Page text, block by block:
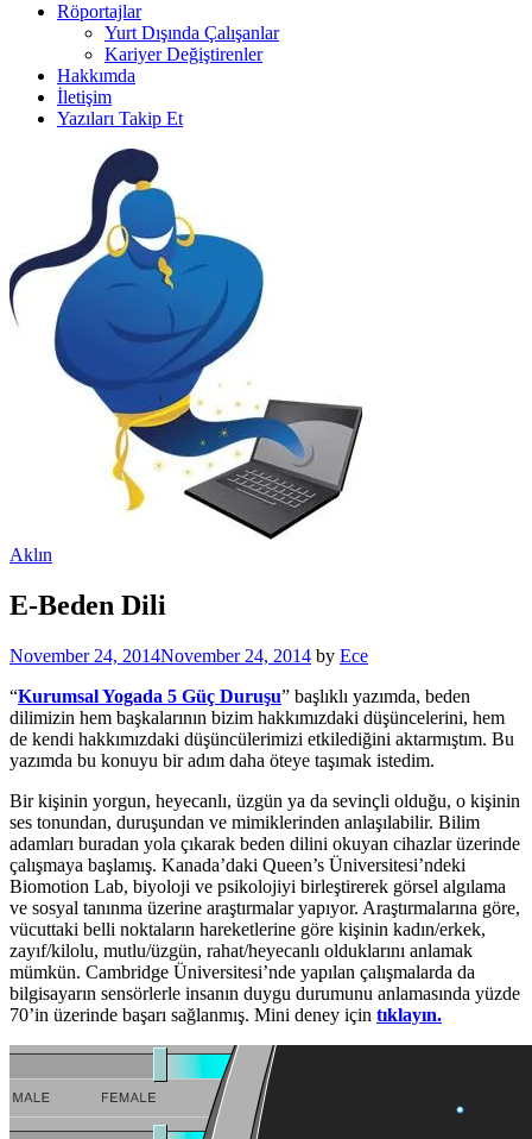
Röportajlar
Yurt Dışında Çalışanlar
Kariyer Değiştirenler
Hakkımda
İletişim
Yazıları Takip Et
Aklın
E-Beden Dili
November 24, 2014November 24, 2014 by Ece
“Kurumsal Yogada 5 Güç Duruşu” başlıklı yazımda, beden
dilimizin hem başkalarının bizim hakkımızdaki düşüncelerini, hem
de kendi hakkımızdaki düşüncülerimizi etkilediğini aktarmıştım. Bu
yazımda bu konuyu bir adım daha öteye taşımak istedim.
Bir kişinin yorgun, heyecanlı, üzgün ya da sevinçli olduğu, o kişinin
ses tonundan, duruşundan ve mimiklerinden anlaşılabilir. Bilim
adamları buradan yola çıkarak beden dilini okuyan cihazlar üzerinde
çalışmaya başlamış. Kanada’daki Queen’s Üniversitesi’ndeki
Biomotion Lab, biyoloji ve psikolojiyi birleştirerek görsel algılama
ve sosyal tanınma üzerine araştırmalar yapıyor. Araştırmalarına göre,
vücuttaki belli noktaların hareketlerine göre kişinin kadın/erkek,
zayıf/kilolu, mutlu/üzgün, rahat/heyecanlı olduklarını anlamak
mümkün. Cambridge Üniversitesi’nde yapılan çalışmalarda da
bilgisayarın sensörlerle insanın duygu durumunu anlamasında yüzde
70’in üzerinde başarı sağlanmış. Mini deney için tıklayın.